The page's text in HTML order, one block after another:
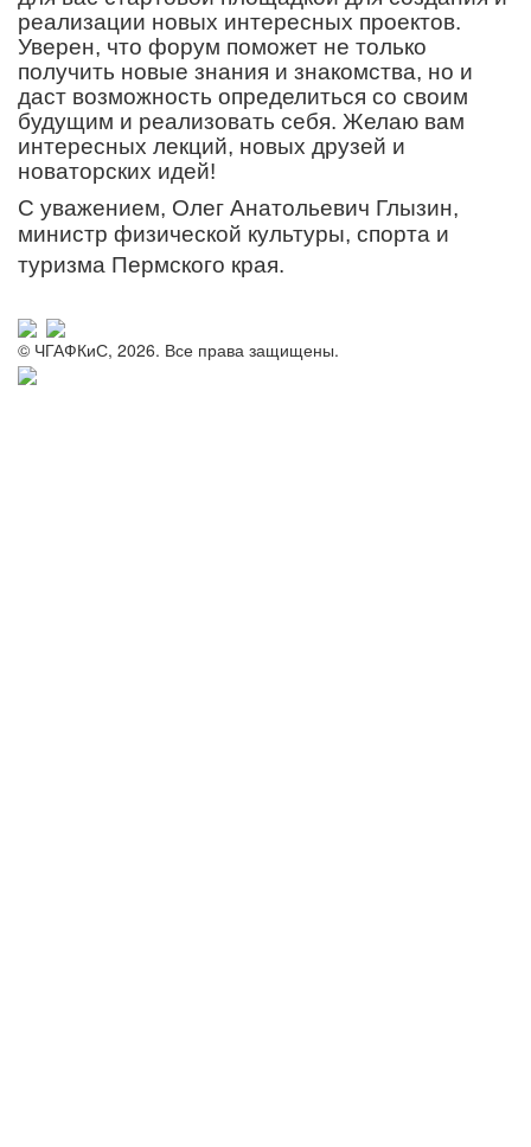
реализации новых интересных проектов.
Уверен, что форум поможет не только
получить новые знания и знакомства, но и
даст возможность определиться со своим
будущим и реализовать себя. Желаю вам
интересных лекций, новых друзей и
новаторских идей!
С уважением, Олег Анатольевич Глызин,
министр физической культуры, спорта и
туризма Пермского края.
© ЧГАФКиС, 2026. Все права защищены.